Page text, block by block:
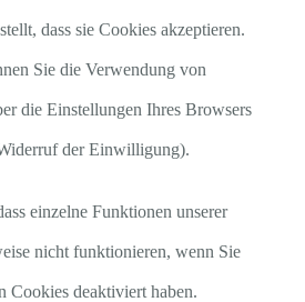
dass sie Cookies akzeptieren.
Sie die Verwendung von
die Einstellungen Ihres Browsers
der Einwilligung).
einzelne Funktionen unserer
nicht funktionieren, wenn Sie
Cookies deaktiviert haben.